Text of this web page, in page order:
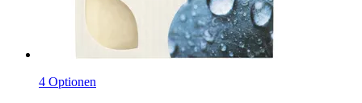
4 Optionen